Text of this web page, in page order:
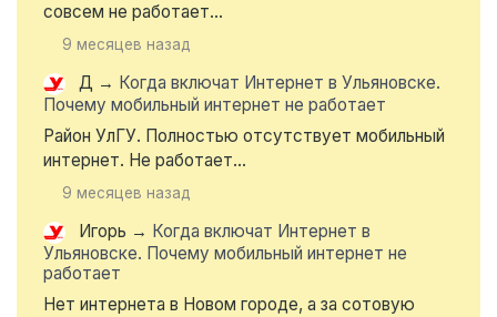
совсем не работает...
9 месяцев назад
Д → Когда включат Интернет в Ульяновске.
Почему мобильный интернет не работает
Район УлГУ. Полностью отсутствует мобильный
интернет. Не работает...
9 месяцев назад
Игорь → Когда включат Интернет в
Ульяновске. Почему мобильный интернет не
работает
Нет интернета в Новом городе, а за сотовую